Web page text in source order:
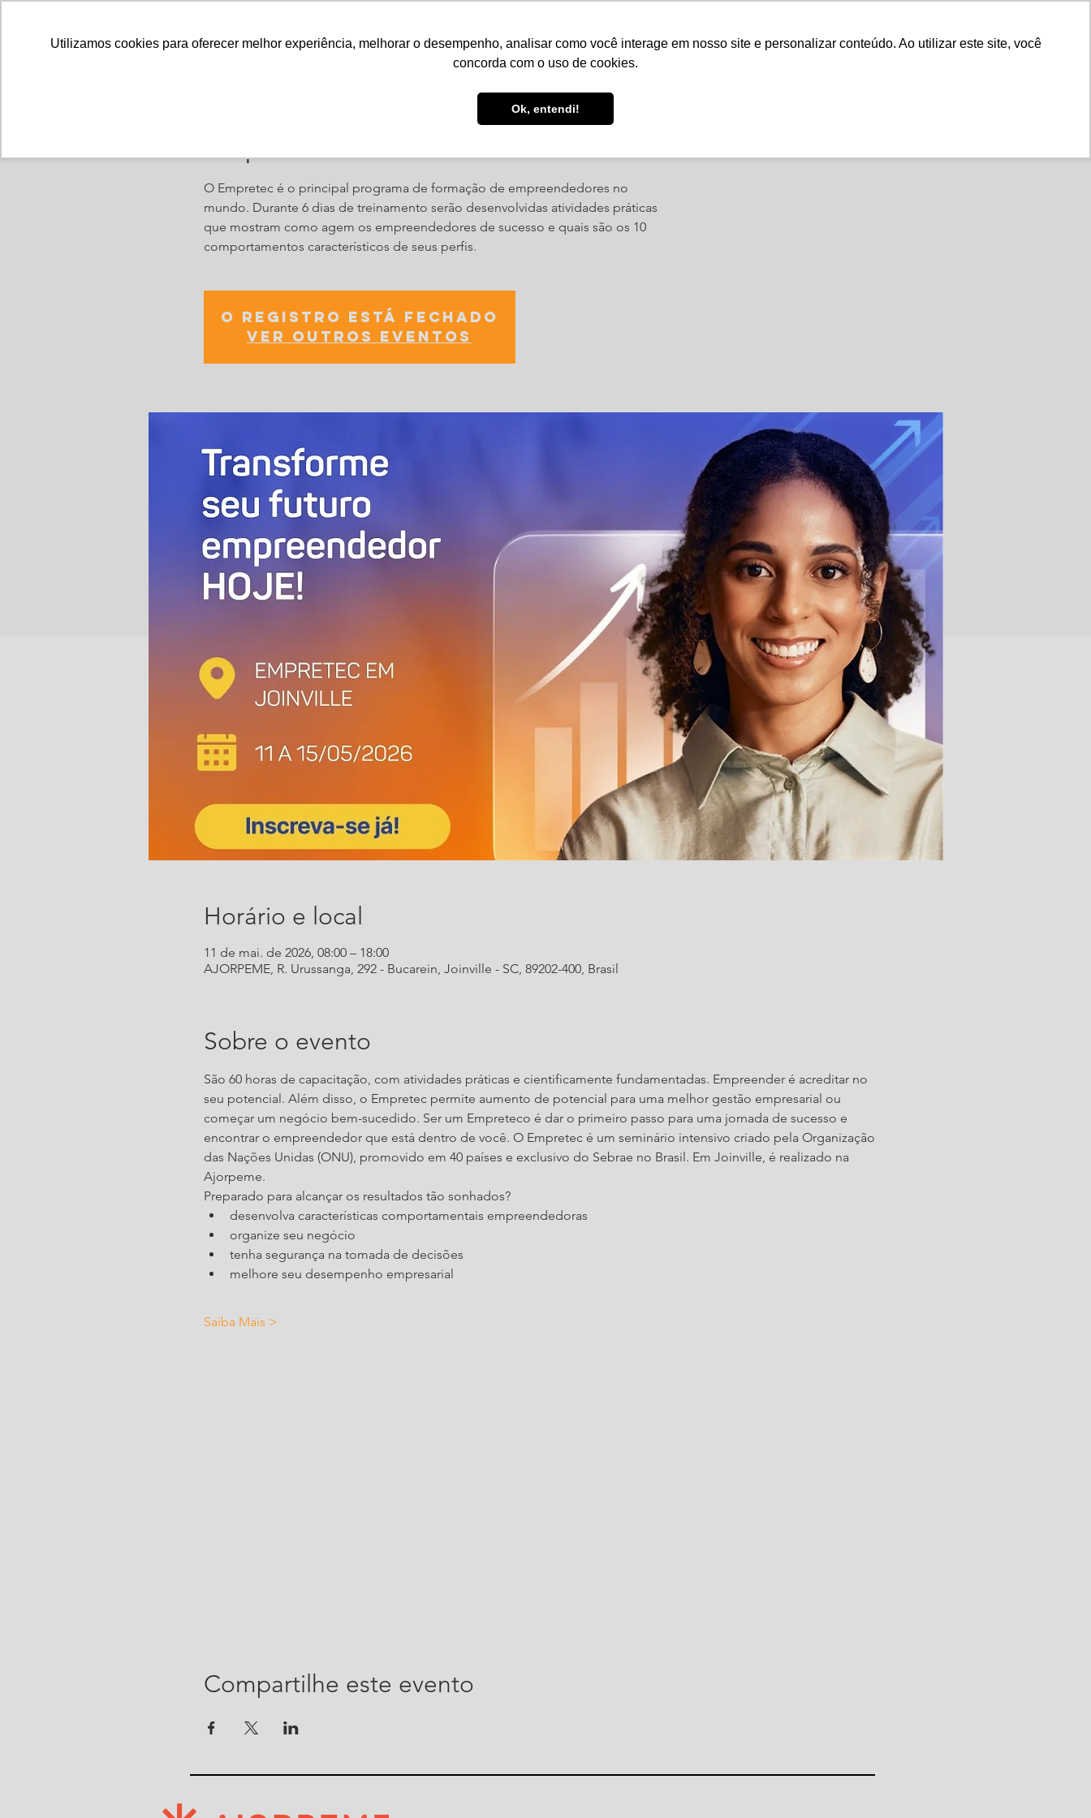
Utilizamos cookies para oferecer melhor experiência, melhorar o desempenho, analisar como você interage em nosso site e personalizar conteúdo. Ao utilizar este site, você
concorda com o uso de cookies.
Ok, entendi!
Serviços Notícias Agenda
O Empretec é o principal programa de formação de empreendedores no
mundo. Durante 6 dias de treinamento serão desenvolvidas atividades práticas
que mostram como agem os empreendedores de sucesso e quais são os 10
comportamentos característicos de seus perfis.
O registro está fechado
Ver outros eventos
Horário e local
11 de mai. de 2026, 08:00 – 18:00
AJORPEME, R. Urussanga, 292 - Bucarein, Joinville - SC, 89202-400, Brasil
Sobre o evento
São 60 horas de capacitação, com atividades práticas e cientificamente fundamentadas. Empreender é acreditar no
seu potencial. Além disso, o Empretec permite aumento de potencial para uma melhor gestão empresarial ou
começar um negócio bem-sucedido. Ser um Empreteco é dar o primeiro passo para uma jornada de sucesso e
encontrar o empreendedor que está dentro de você. O Empretec é um seminário intensivo criado pela Organização
das Nações Unidas (ONU), promovido em 40 países e exclusivo do Sebrae no Brasil. Em Joinville, é realizado na
Ajorpeme.
Preparado para alcançar os resultados tão sonhados?
desenvolva características comportamentais empreendedoras
organize seu negócio
tenha segurança na tomada de decisões
melhore seu desempenho empresarial
Saiba Mais >
Compartilhe este evento